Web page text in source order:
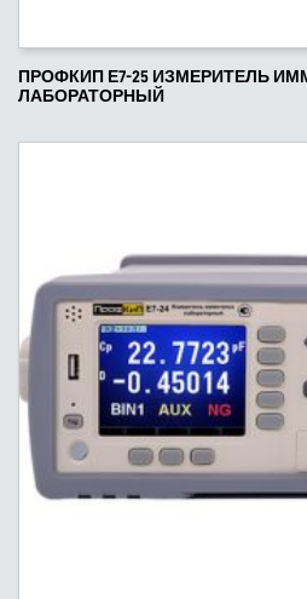
ПРОФКИП Е7-25 ИЗМЕРИТЕЛЬ
ЛАБОРАТОРНЫЙ